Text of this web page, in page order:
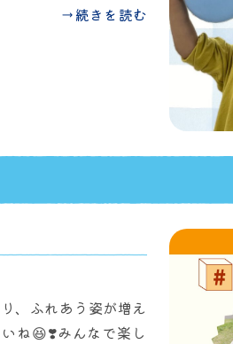
しています☺️一人ひと
→続きを読む
、ふれあう姿が増え
ね😆❣️みんなで楽し